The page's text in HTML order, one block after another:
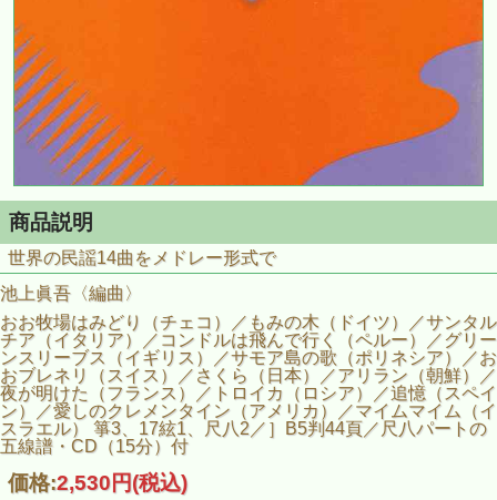
商品説明
世界の民謡14曲をメドレー形式で
池上眞吾〈編曲〉
おお牧場はみどり（チェコ）／もみの木（ドイツ）／サンタル
チア（イタリア）／コンドルは飛んで行く（ペルー）／グリー
ンスリーブス（イギリス）／サモア島の歌（ポリネシア）／お
おブレネリ（スイス）／さくら（日本）／アリラン（朝鮮）／
夜が明けた（フランス）／トロイカ（ロシア）／追憶（スペイ
ン）／愛しのクレメンタイン（アメリカ）／マイムマイム（イ
スラエル） 箏3、17絃1、尺八2／］B5判44頁／尺八パートの
五線譜・CD（15分）付
価格:2,530円(税込)